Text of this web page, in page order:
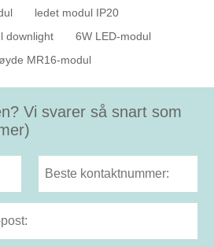
ledet modul IP20
downlight
6W LED-modul
MR16-modul
Vi svarer så snart som